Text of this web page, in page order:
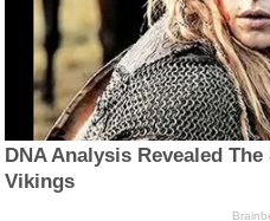
DNA Analysis Revealed
Vikings